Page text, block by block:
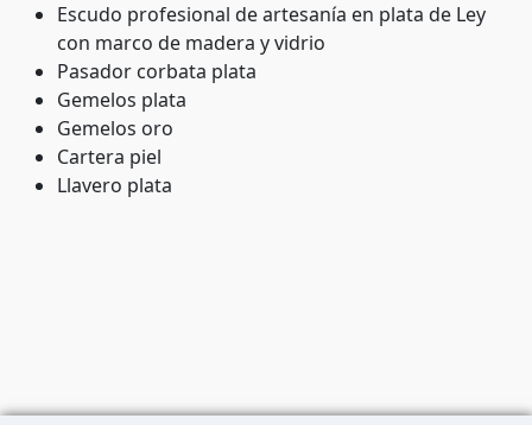
Escudo profesional de artesanía en plata de Ley
con marco de madera y vidrio
Pasador corbata plata
Gemelos plata
Gemelos oro
Cartera piel
Llavero plata